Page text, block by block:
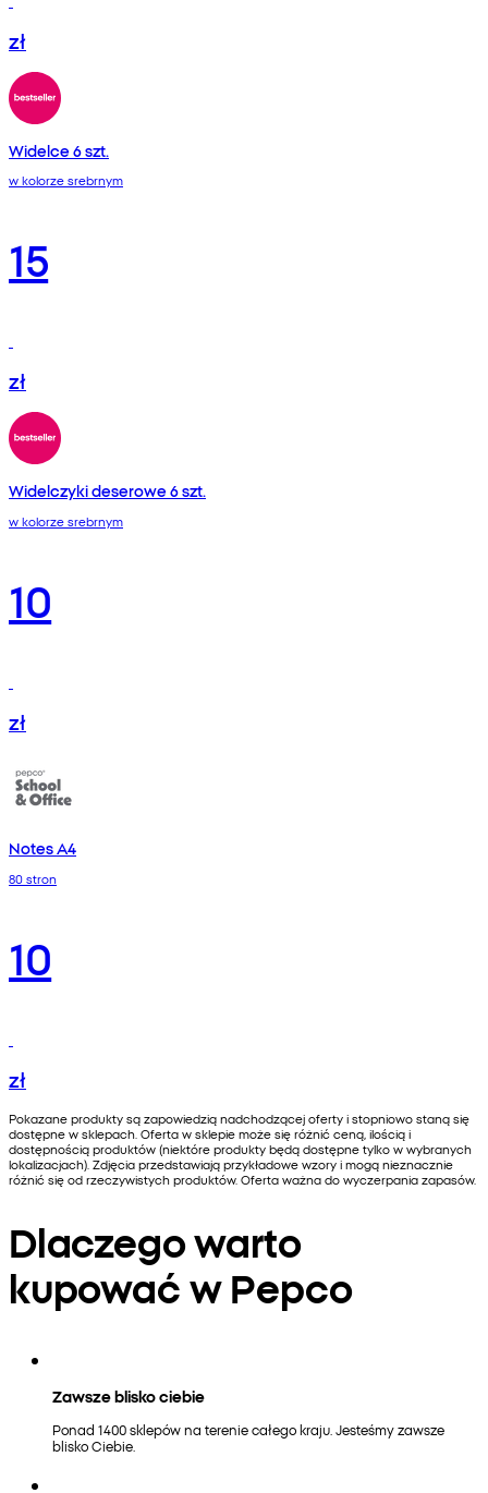
zł
Widelce 6 szt.
w kolorze srebrnym
15
zł
Widelczyki deserowe 6 szt.
w kolorze srebrnym
10
zł
Notes A4
80 stron
10
zł
Pokazane produkty są zapowiedzią nadchodzącej oferty i stopniowo staną się
dostępne w sklepach. Oferta w sklepie może się różnić ceną, ilością i
dostępnością produktów (niektóre produkty będą dostępne tylko w wybranych
lokalizacjach). Zdjęcia przedstawiają przykładowe wzory i mogą nieznacznie
różnić się od rzeczywistych produktów. Oferta ważna do wyczerpania zapasów.
Dlaczego warto
kupować w Pepco
Zawsze blisko ciebie
Ponad 1400 sklepów na terenie całego kraju. Jesteśmy zawsze
blisko Ciebie.